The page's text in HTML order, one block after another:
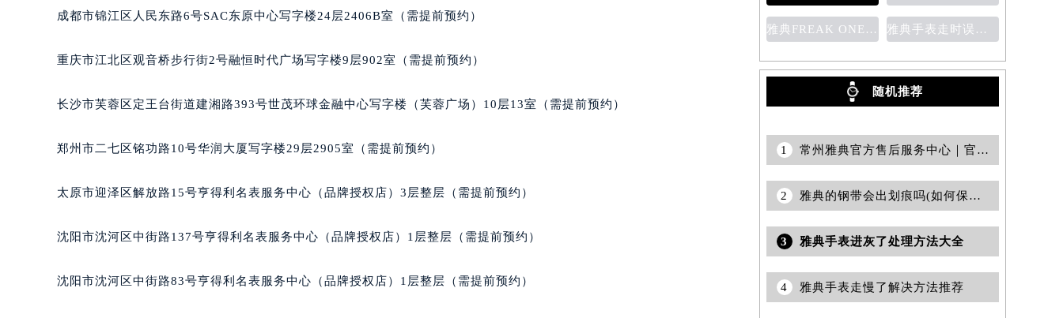
吉林省白山市浑江区浑江大街雅典售后服务中心（需提前预约）
吉林省辽源市龙山区人民大街雅典售后服务中心（需提前预约）
吉林省四平市铁东区紫气大路与南九经街交汇处雅典售后服务中心（需提前预约）
吉林省通化市东昌区环通乡江南大街雅典售后服务中心（需提前预约）
辽宁省鞍山市铁东区站前街雅典售后服务中心（需提前预约）
辽宁省朝阳市双塔区新华路雅典售后服务中心（需提前预约）
辽宁省抚顺市新抚区东一路雅典售后服务中心（需提前预约）
成都市锦江区人民东路6号SAC东原中心写字楼24层2406B室（需提前预约）
重庆市江北区观音桥步行街2号融恒时代广场写字楼9层902室（需提前预约）
长沙市芙蓉区定王台街道建湘路393号世茂环球金融中心写字楼（芙蓉广场）10层13室（需提前预约）
郑州市二七区铭功路10号华润大厦写字楼29层2905室（需提前预约）
太原市迎泽区解放路15号亨得利名表服务中心（品牌授权店）3层整层（需提前预约）
沈阳市沈河区中街路137号亨得利名表服务中心（品牌授权店）1层整层（需提前预约）
沈阳市沈河区中街路83号亨得利名表服务中心（品牌授权店）1层整层（需提前预约）
雅典FREAK ONE奇想腕表 雅典手表走时误差的原因
随机推荐
1 常州雅典官方售后服务中心｜官方热线及全部网点地址权威信息公告（2026年7月最新）
2 雅典的钢带会出划痕吗(如何保养钢带避免划痕)
3 雅典手表进灰了处理方法大全
4 雅典手表走慢了解决方法推荐